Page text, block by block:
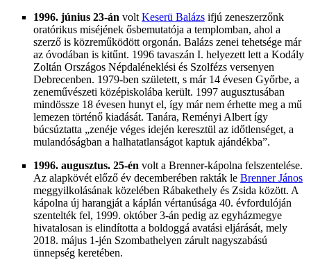
1996. június 23-án volt Keserü Balázs ifjú zeneszerzőnk
oratórikus miséjének ősbemutatója a templomban, ahol a
szerző is közreműködött orgonán. Balázs zenei tehetsége már
az óvodában is kitűnt. 1996 tavaszán I. helyezett lett a Kodály
Zoltán Országos Népdaléneklési és Szolfézs versenyen
Debrecenben. 1979-ben született, s már 14 évesen Győrbe, a
zeneművészeti középiskolába került. 1997 augusztusában
mindössze 18 évesen hunyt el, így már nem érhette meg a mű
lemezen történő kiadását. Tanára, Reményi Albert így
búcsúztatta „zenéje véges idején keresztül az időtlenséget, a
mulandóságban a halhatatlanságot kaptuk ajándékba”.
1996. augusztus. 25-én volt a Brenner-kápolna felszentelése.
Az alapkövét előző év decemberében rakták le Brenner János
meggyilkolásának közelében Rábakethely és Zsida között. A
kápolna új harangját a káplán vértanúsága 40. évfordulóján
szentelték fel, 1999. október 3-án pedig az egyházmegye
hivatalosan is elindította a boldoggá avatási eljárását, mely
2018. május 1-jén Szombathelyen zárult nagyszabású
ünnepség keretében.